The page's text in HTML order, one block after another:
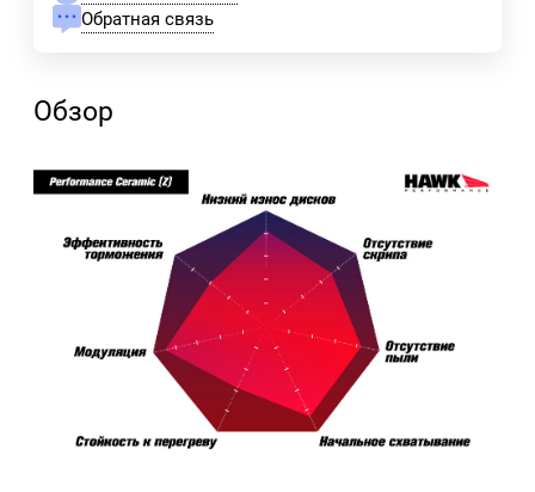
Обратная связь
Обзор